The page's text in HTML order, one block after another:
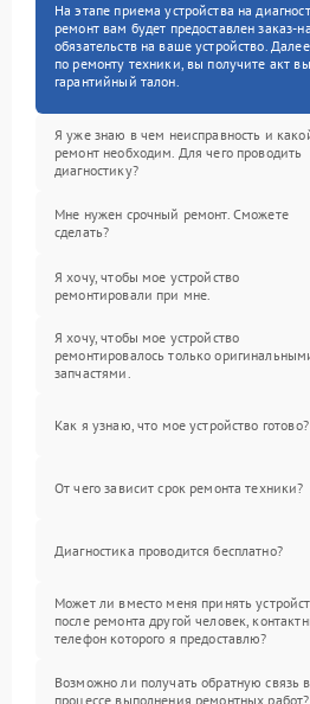
На этапе приема устройства на
ремонт вам будет предоставлен заказ-
обязательств на ваше устройство.
по ремонту техники, вы получите акт
гарантийный талон.
Я уже знаю в чем неисправность и
ремонт необходим. Для чего проводить
диагностику?
Мне нужен срочный ремонт. Сможете
сделать?
Я хочу, чтобы мое устройство
ремонтировали при мне.
Я хочу, чтобы мое устройство
ремонтировалось только
запчастями.
Как я узнаю, что мое устройство готово?
От чего зависит срок ремонта техники?
Диагностика проводится бесплатно?
Может ли вместо меня принять
после ремонта другой человек,
телефон которого я предоставлю?
Возможно ли получать обратную связь в
процессе выполнения ремонтных работ?